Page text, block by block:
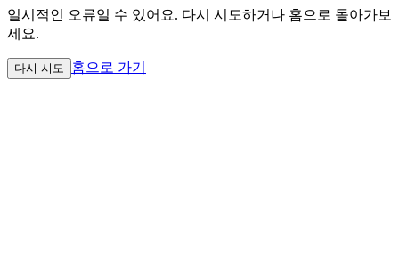
일시적인 오류일 수 있어요. 다시 시도하거나 홈으로 돌아가보
세요.
다시 시도 홈으로 가기